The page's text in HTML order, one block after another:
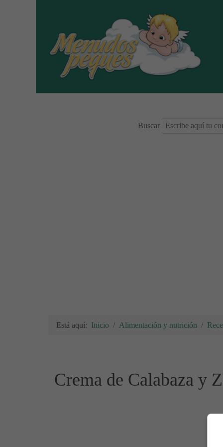
Buscar
Está aquí: Inicio Alimentación y nutrición
Crema de Calabaza y